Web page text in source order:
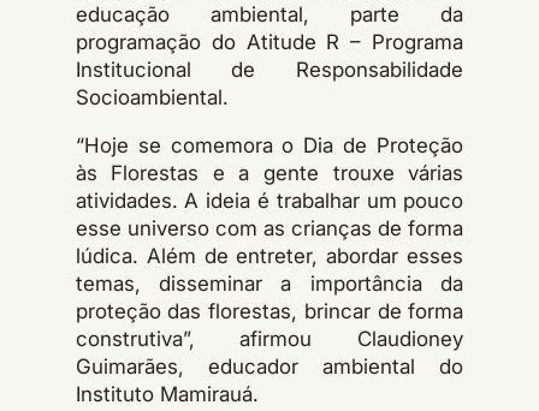
educação ambiental, parte da
programação do Atitude R – Programa
Institucional de Responsabilidade
Socioambiental.
“Hoje se comemora o Dia de Proteção
às Florestas e a gente trouxe várias
atividades. A ideia é trabalhar um pouco
esse universo com as crianças de forma
lúdica. Além de entreter, abordar esses
temas, disseminar a importância da
proteção das florestas, brincar de forma
construtiva”, afirmou Claudioney
Guimarães, educador ambiental do
Instituto Mamirauá.